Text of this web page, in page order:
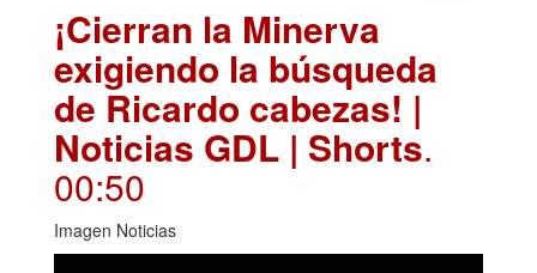
¡Cierran la Minerva
exigiendo la búsqueda
de Ricardo cabezas! |
Noticias GDL | Shorts.
00:50
Imagen Noticias